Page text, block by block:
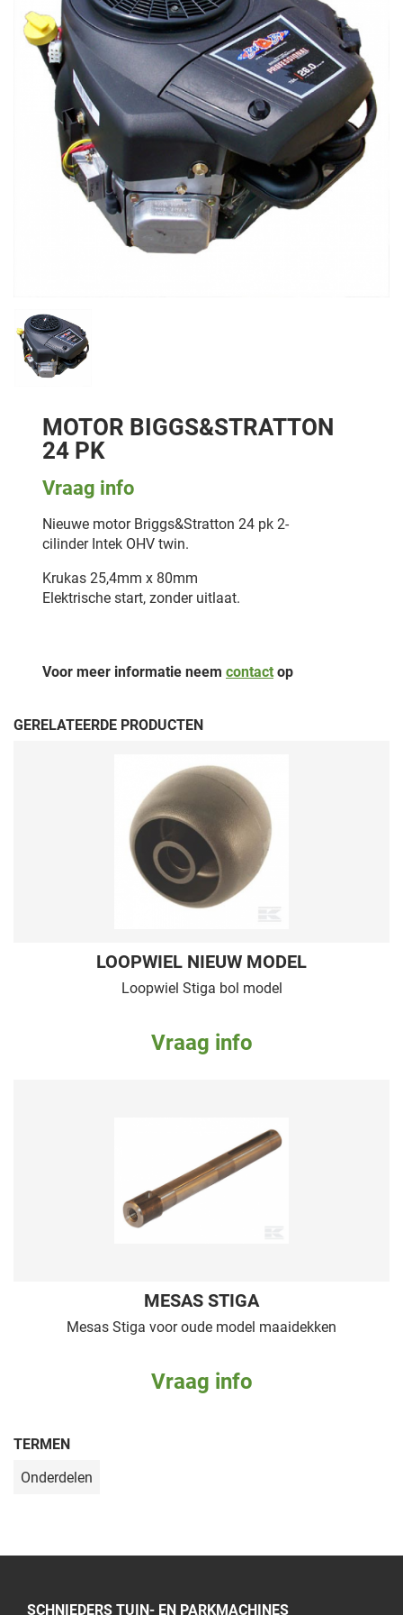
MOTOR BIGGS&STRATTON
24 PK
Vraag info
Nieuwe motor Briggs&Stratton 24 pk 2-
cilinder Intek OHV twin.
Krukas 25,4mm x 80mm
Elektrische start, zonder uitlaat.
Voor meer informatie neem contactop
GERELATEERDE PRODUCTEN
LOOPWIEL NIEUW MODEL
Loopwiel Stiga bol model
Vraag info
MESAS STIGA
Mesas Stiga voor oude model maaidekken
Vraag info
TERMEN
Onderdelen
SCHNIEDERS TUIN- EN PARKMACHINES